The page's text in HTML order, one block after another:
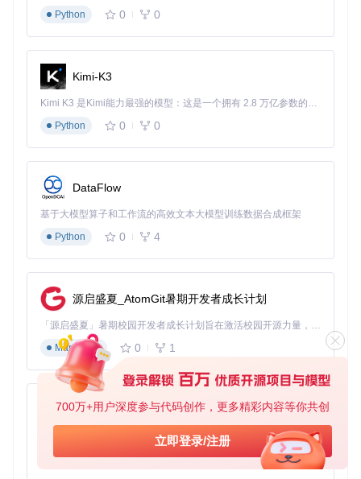
700万+用户深度参与代码创作，更多精彩内容等你共创
立即登录/注册
核心参数配置：macOS版本选择、SMBIOS型号设置等关
高级选项开关：CPU拓扑优化、GPU仿冒、SIP配置等进阶
功能
实时验证机制：配置修改后即时检查潜在冲突，提供优化建
应用场景：定制化解决方案指南
开发者如何利用工具加速Hackintosh开发？
构建工具：
多硬件配置测试：快速为不同硬件组合生成基础EFI
驱动兼容性验证
容性
自动化日志分析：集成错误检测功能，快速定位启动问题
硬件爱好者如何实现个性化配置？
硬件爱好者可以通过工具的高级模式实现深度定制：
自定义ACPI补丁 ：导入外部DSDT/SSDT文件并与自动生成
内容合并
性能优化选项
：启用CPU超频支持、内存频率调整等高级功
Python
0 0
Kimi-K3
Kimi K3 是Kimi能力最强的模型：这是一个拥有 2.8 万亿参数的混合专家（MoE）模型，具备原生视觉理解能力，并支持 100 万 token 的上下文窗口。
Python
0 0
DataFlow
基于大模型算子和工作流的高效文本大模型训练数据合成框架
Python
0 4
源启盛夏_AtomGit暑期开发者成长计划
「源启盛夏」暑期校园开发者成长计划旨在激活校园开源力量，通过积分激励、认证扶持、资源倾斜等形式，引导高校组织和开发者完成「入驻 — 建项目 — 做贡献 — 获认证 — 得资源」的完整闭环。无论你是想带领社团入驻平台的组织者，还是希望用代码贡献证明自己的开发者，都能在这里找到属于你的成长路径。
Markdown
0 1
py-xiaozhi
基于Python的Xiaozhi AI，适用于想要完整Xiaozhi体验而无需拥有专用硬件的用户。
Python
0 1